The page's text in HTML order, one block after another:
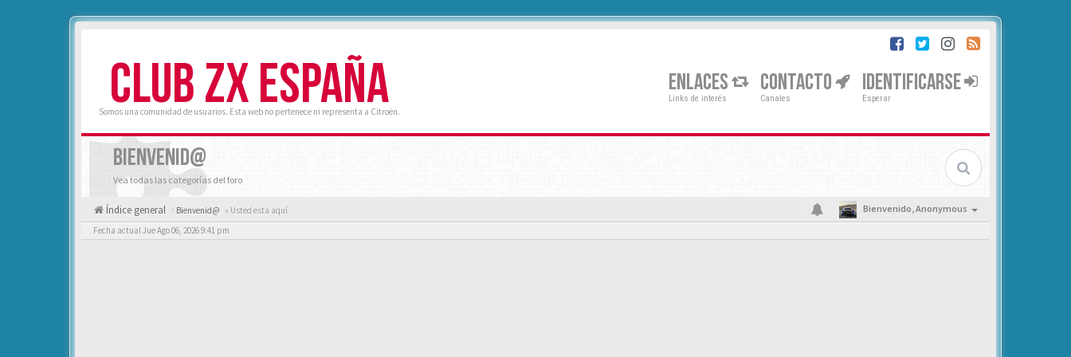
CLUB ZX ESPAÑA
Somos una comunidad de usuarios. Esta web no pertenece ni representa a Citroën.
ENLACES
Links de interés
CONTACTO
Canales
IDENTIFICARSE
Esperar
BIENVENID@
Vea todas las categorías del foro
Índice general Bienvenid@ « Usted esta aquí Bienvenido,Anonymous
Fecha actual Jue Ago 06, 2026 9:41 pm